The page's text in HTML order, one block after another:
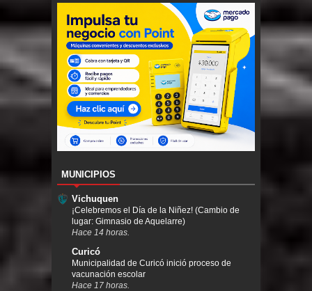
MUNICIPIOS
Vichuquen
¡Celebremos el Día de la Niñez! (Cambio de
lugar: Gimnasio de Aquelarre)
Hace 14 horas.
Curicó
Municipalidad de Curicó inició proceso de
vacunación escolar
Hace 17 horas.